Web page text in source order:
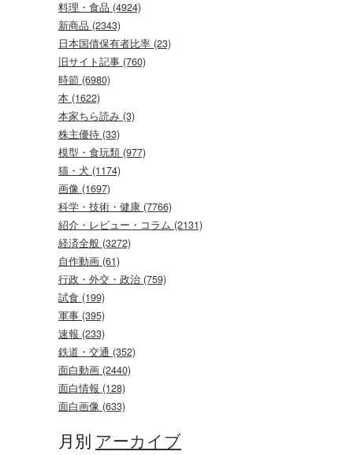
料理・食品 (4924)
新商品 (2343)
日本国債保有者比率 (23)
旧サイト記事 (760)
時節 (6980)
本 (1622)
本家ちら読み (3)
株主優待 (33)
模型・食玩類 (977)
猫・犬 (1174)
画像 (1697)
科学・技術・健康 (7766)
紹介・レビュー・コラム (2131)
経済全般 (3272)
自作動画 (61)
行政・外交・政治 (759)
試食 (199)
軍事 (395)
速報 (233)
鉄道・交通 (352)
面白動画 (2440)
面白情報 (128)
面白画像 (633)
月別 アーカイブ